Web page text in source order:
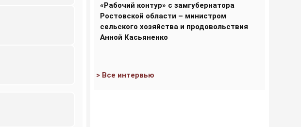
«Рабочий контур» с замгубернатора
Ростовской области – министром
сельского хозяйства и продовольствия
Анной Касьяненко
> Все интервью